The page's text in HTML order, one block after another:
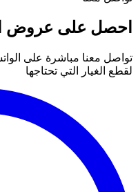
احصل على عروض
تواصل معنا مباشرة على
لقطع الغيار التي تحتاجها